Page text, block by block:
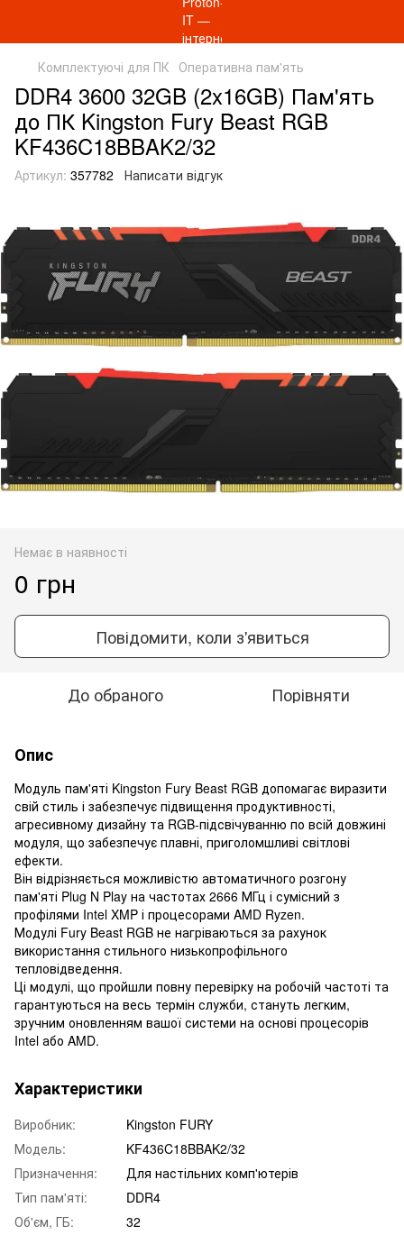
Комплектуючі для ПК Оперативна пам'ять
DDR4 3600 32GB (2x16GB) Пам'ять
до ПК Kingston Fury Beast RGB
KF436C18BBAK2/32
Артикул: 357782 Написати відгук
Немає в наявності
0 грн
Повідомити, коли з'явиться
До обраного Порівняти
Опис
Модуль пам'яті Kingston Fury Beast RGB допомагає виразити
свій стиль і забезпечує підвищення продуктивності,
агресивному дизайну та RGB-підсвічуванню по всій довжині
модуля, що забезпечує плавні, приголомшливі світлові
ефекти.
Він відрізняється можливістю автоматичного розгону
пам'яті Plug N Play на частотах 2666 МГц і сумісний з
профілями Intel XMP і процесорами AMD Ryzen.
Модулі Fury Beast RGB не нагріваються за рахунок
використання стильного низькопрофільного
тепловідведення.
Ці модулі, що пройшли повну перевірку на робочій частоті та
гарантуються на весь термін служби, стануть легким,
зручним оновленням вашої системи на основі процесорів
Intel або AMD.
Характеристики
Виробник:
Kingston FURY
Модель:
KF436C18BBAK2/32
Призначення:
Для настільних комп'ютерів
Тип пам'яті:
DDR4
Об'єм, ГБ:
32